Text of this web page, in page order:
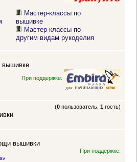
Мастер-классы по
вышивке
Мастер-классы по
другим видам рукоделия
вышивке
При поддержке:
(0 пользователь,1 гость)
вышивки
При поддержке: